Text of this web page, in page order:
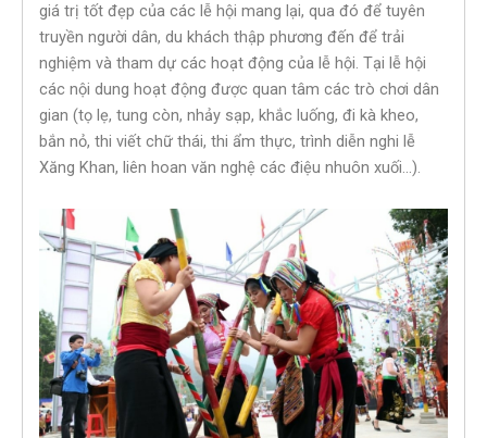
giá trị tốt đẹp của các lễ hội mang lại, qua đó để tuyên
truyền người dân, du khách thập phương đến để trải
nghiệm và tham dự các hoạt động của lễ hội. Tại lễ hội
các nội dung hoạt động được quan tâm các trò chơi dân
gian (tọ lẹ, tung còn, nhảy sạp, khắc luống, đi kà kheo,
bắn nỏ, thi viết chữ thái, thi ẩm thực, trình diễn nghi lễ
Xăng Khan, liên hoan văn nghệ các điệu nhuôn xuối…).